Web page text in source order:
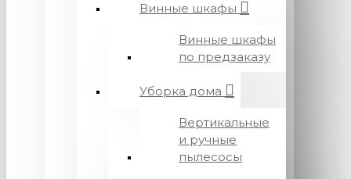
Винные шкафы
Винные шкафы
по предзаказу
Уборка дома
Вертикальные
и ручные
пылесосы